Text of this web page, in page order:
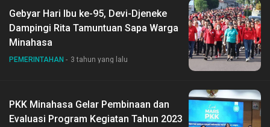
Gebyar Hari Ibu ke-95, Devi-Djeneke
Dampingi Rita Tamuntuan Sapa Warga
Minahasa
PEMERINTAHAN 3 tahun yang lalu
PKK Minahasa Gelar Pembinaan dan
Evaluasi Program Kegiatan Tahun 2023